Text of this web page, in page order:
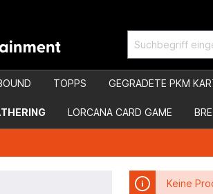
TOPPS GEGRADETE PKM
LORCANA CARD GAME
Keine